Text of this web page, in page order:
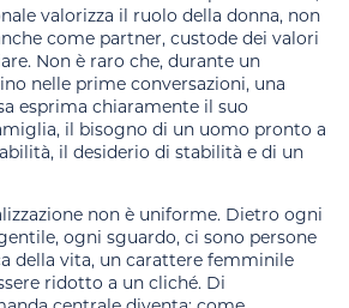
valorizza il ruolo della donna, non
come partner, custode dei valori
Non è raro che, durante un
nelle prime conversazioni, una
esprima chiaramente il suo
il bisogno di un uomo pronto a
il desiderio di stabilità e di un
non è uniforme. Dietro ogni
ogni sguardo, ci sono persone
della vita, un carattere femminile
ridotto a un cliché. Di